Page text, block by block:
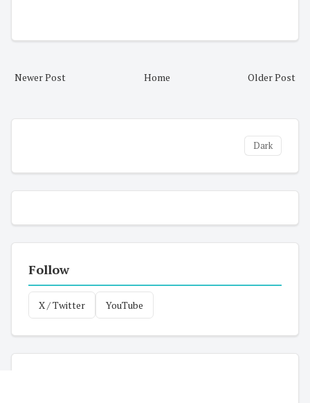
Newer Post Older Post
Home
Dark
Follow
X / Twitter YouTube